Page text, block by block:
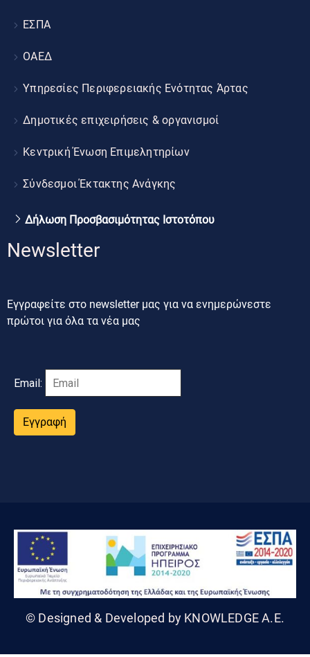
ΕΣΠΑ
ΟΑΕΔ
Υπηρεσίες Περιφερειακής Ενότητας Άρτας
Δημοτικές επιχειρήσεις & οργανισμοί
Κεντρική Ένωση Επιμελητηρίων
Σύνδεσμοι Έκτακτης Ανάγκης
Δήλωση Προσβασιμότητας Ιστοτόπου
Newsletter
Εγγραφείτε στο newsletter μας για να ενημερώνεστε
πρώτοι για όλα τα νέα μας
Email:
Εγγραφή
© Designed & Developed by KNOWLEDGE A.E.